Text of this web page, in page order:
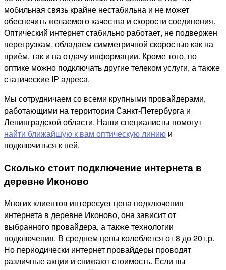
мобильная связь крайне нестабильна и не может
обеспечить желаемого качества и скорости соединения.
Оптический интернет стабильно работает, не подвержен
перегрузкам, обладаем симметричной скоростью как на
приём, так и на отдачу информации. Кроме того, по
оптике можно подключать другие телеком услуги, а также
статические IP адреса.
Мы сотрудничаем со всеми крупными провайдерами,
работающими на территории Санкт-Петербурга и
Ленинградской области. Наши специалисты помогут
найти ближайшую к вам оптическую линию и
подключиться к ней.
Сколько стоит подключение интернета в
деревне Иконово
Многих клиентов интересует цена подключения
интернета в деревне Иконово, она зависит от
выбранного провайдера, а также технологии
подключения. В среднем цены колеблется от 8 до 20т.р.
Но периодически интернет провайдеры проводят
различные акции и снижают стоимость. Если вы